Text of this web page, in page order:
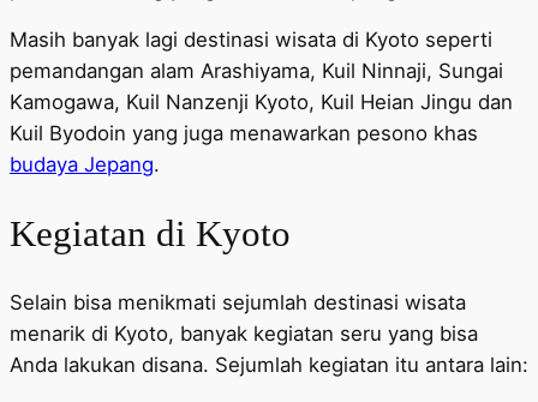
Masih banyak lagi destinasi wisata di Kyoto seperti
pemandangan alam Arashiyama, Kuil Ninnaji, Sungai
Kamogawa, Kuil Nanzenji Kyoto, Kuil Heian Jingu dan
Kuil Byodoin yang juga menawarkan pesono khas
budaya Jepang.
Kegiatan di Kyoto
Selain bisa menikmati sejumlah destinasi wisata
menarik di Kyoto, banyak kegiatan seru yang bisa
Anda lakukan disana. Sejumlah kegiatan itu antara lain: